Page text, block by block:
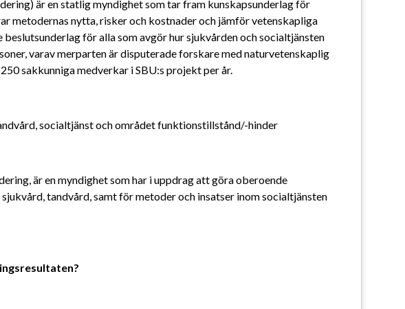
är en statlig myndighet som tar fram kunskapsunderlag för
metodernas nytta, risker och kostnader och jämför vetenskapliga
för alla som avgör hur sjukvården och socialtjänsten
varav merparten är disputerade forskare med naturvetenskaplig
sakkunniga medverkar i SBU:s projekt per år.
socialtjänst och området funktionstillstånd/-hinder
är en myndighet som har i uppdrag att göra oberoende
tandvård, samt för metoder och insatser inom socialtjänsten